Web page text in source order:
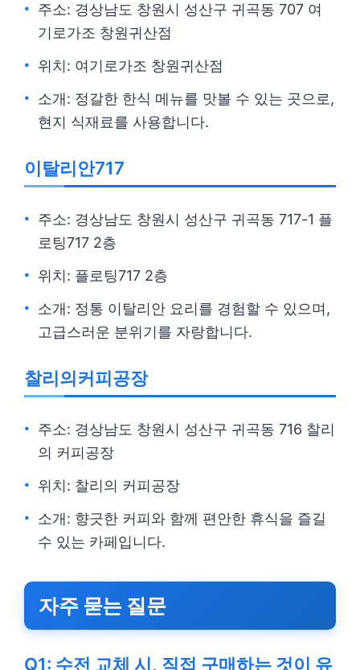
주소: 경상남도 창원시 성산구 귀곡동 707 여
기로가조 창원귀산점
위치: 여기로가조 창원귀산점
소개: 정갈한 한식 메뉴를 맛볼 수 있는 곳으로,
현지 식재료를 사용합니다.
이탈리안717
주소: 경상남도 창원시 성산구 귀곡동 717-1 플
로팅717 2층
위치: 플로팅717 2층
소개: 정통 이탈리안 요리를 경험할 수 있으며,
고급스러운 분위기를 자랑합니다.
찰리의커피공장
주소: 경상남도 창원시 성산구 귀곡동 716 찰리
의 커피공장
위치: 찰리의 커피공장
소개: 향긋한 커피와 함께 편안한 휴식을 즐길
수 있는 카페입니다.
자주 묻는 질문
Q1: 수전 교체 시, 직접 구매하는 것이 유